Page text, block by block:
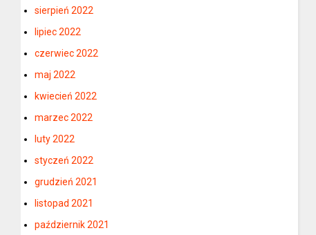
sierpień 2022
lipiec 2022
czerwiec 2022
maj 2022
kwiecień 2022
marzec 2022
luty 2022
styczeń 2022
grudzień 2021
listopad 2021
październik 2021